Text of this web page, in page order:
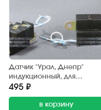
Датчик "Урал, Днепр"
индукционный, для
бесконтактного зажигания
"СовеК"
495 ₽
в корзину